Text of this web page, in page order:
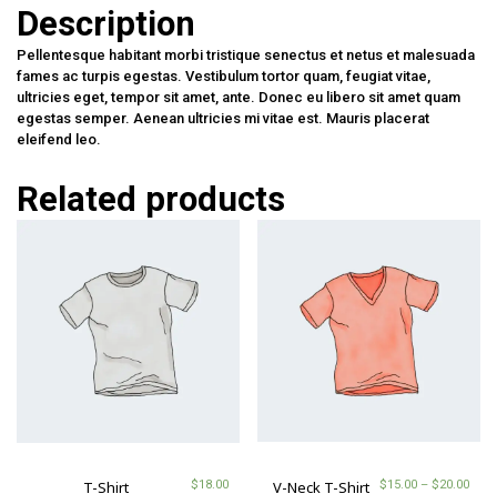
Description
Pellentesque habitant morbi tristique senectus et netus et malesuada
fames ac turpis egestas. Vestibulum tortor quam, feugiat vitae,
ultricies eget, tempor sit amet, ante. Donec eu libero sit amet quam
egestas semper. Aenean ultricies mi vitae est. Mauris placerat
eleifend leo.
Related products
T-Shirt $18.00 V-Neck T-Shirt $15.00 – $20.00